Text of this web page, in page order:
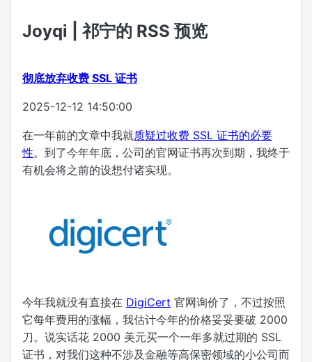
Joyqi | 祁宁的 RSS 预览
彻底放弃收费 SSL 证书
2025-12-12 14:50:00
在一年前的文章中我就质疑过收费 SSL 证书的必要
性。到了今年年底，公司的官网证书再次到期，我终于
有机会将之前的设想付诸实现。
今年我就没有直接在 DigiCert 官网询价了，不过按照
它每年费用的涨幅，我估计今年的价格妥妥要破 2000
刀。说实话花 2000 美元买一个一年多就过期的 SSL
证书，对我们这种不涉及金融等高保密领域的小公司而